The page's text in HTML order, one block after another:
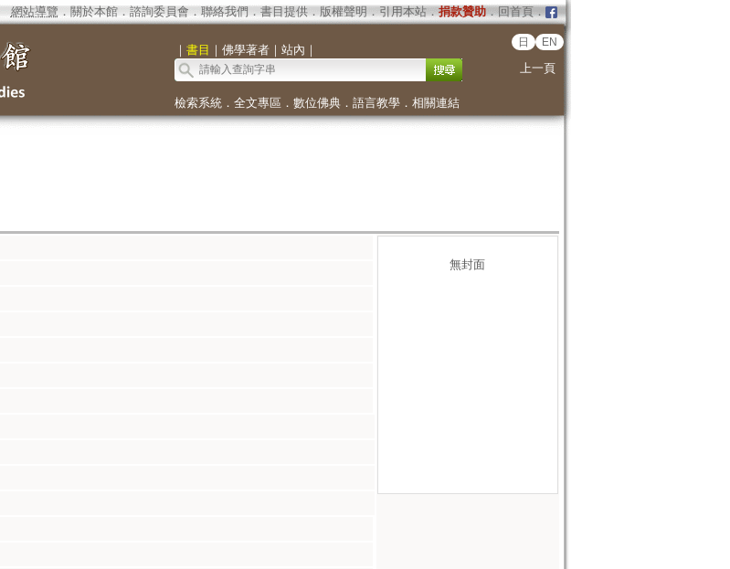
網站導覽 ． 關於本館． 諮詢委員會 ． 聯絡我們 ． 書目提供． 版權聲明． 引用本站．捐款贊助．回首頁．
｜ 書目 ｜ 佛學著者｜ 站內 ｜
日 EN
上一頁
檢索系統． 全文專區 ． 數位佛典． 語言教學． 相關連結
無封面